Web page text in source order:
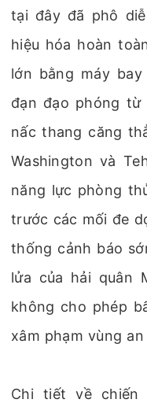
tại đây đã phô
hiệu hóa hoàn
lớn bằng máy
đạn đạo phóng từ
nấc thang căng
Washington và
năng lực phòng
trước các mối đe
thống cảnh báo
lửa của hải quân
không cho phép
xâm phạm vùng
Chi tiết về chiến